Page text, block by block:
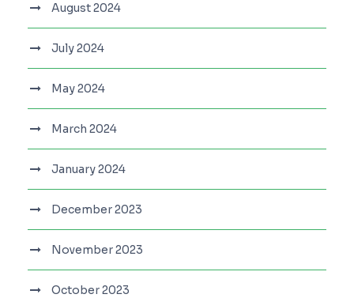
August 2024
July 2024
May 2024
March 2024
January 2024
December 2023
November 2023
October 2023